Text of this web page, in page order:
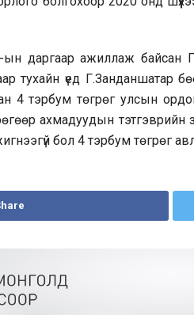
даргаар ажиллаж байсан
тухайн үед Г.Занданшатар
4 тэрбум төгрөг улсын
ахмадуудын
бол 4 тэрбум төгрөг